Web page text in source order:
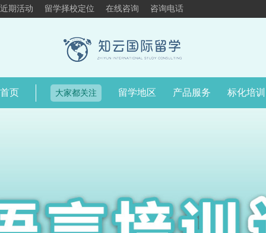
近期活动 留学择校定位 在线咨询 咨询电话
首页 大家都关注 留学地区 产品服务 标化培训